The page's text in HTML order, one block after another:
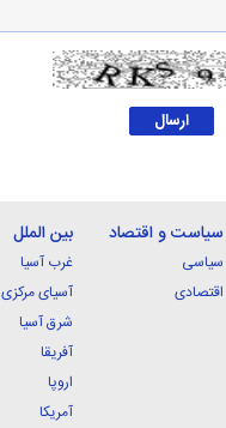
سیاست و اقتصاد
سیاسی
اقتصادی
بین الملل
غرب آسیا
آسیای مرکزی
شرق آسیا
آفریقا
اروپا
آمریکا